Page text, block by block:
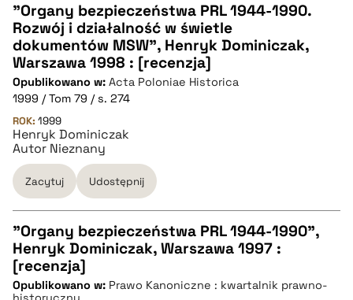
CZYSTY TEKST
pobierz cytat
BIBTEX
pobierz cytat
"Organy bezpieczeństwa PRL 1944-1990.
Rozwój i działalność w świetle
dokumentów MSW", Henryk Dominiczak,
Warszawa 1998 : [recenzja]
Opublikowano w: Acta Poloniae Historica
1999 / Tom 79 / s. 274
ROK: 1999
Henryk Dominiczak
Autor Nieznany
Zacytuj Udostępnij
CZYSTY TEKST
"Organy bezpieczeństwa PRL 1944-1990",
Henryk Dominiczak, Warszawa 1997 :
[recenzja]
Opublikowano w: Prawo Kanoniczne : kwartalnik prawno-